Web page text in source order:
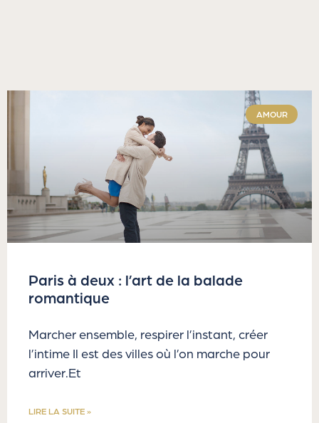
AMOUR
Paris à deux : l’art de la balade
romantique
Marcher ensemble, respirer l’instant, créer
l’intime Il est des villes où l’on marche pour
arriver.Et
LIRE LA SUITE »